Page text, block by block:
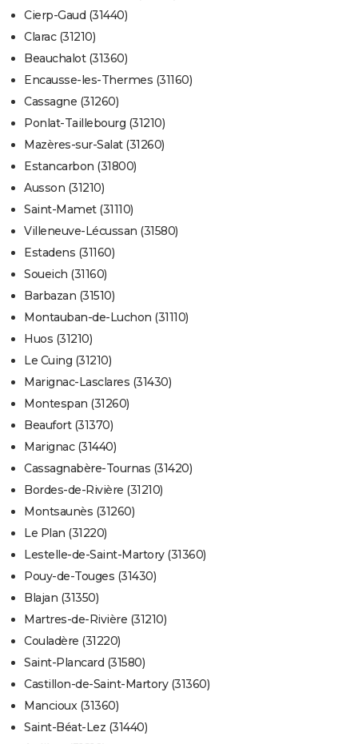
Cierp-Gaud (31440)
Clarac (31210)
Beauchalot (31360)
Encausse-les-Thermes (31160)
Cassagne (31260)
Ponlat-Taillebourg (31210)
Mazères-sur-Salat (31260)
Estancarbon (31800)
Ausson (31210)
Saint-Mamet (31110)
Villeneuve-Lécussan (31580)
Estadens (31160)
Soueich (31160)
Barbazan (31510)
Montauban-de-Luchon (31110)
Huos (31210)
Le Cuing (31210)
Marignac-Lasclares (31430)
Montespan (31260)
Beaufort (31370)
Marignac (31440)
Cassagnabère-Tournas (31420)
Bordes-de-Rivière (31210)
Montsaunès (31260)
Le Plan (31220)
Lestelle-de-Saint-Martory (31360)
Pouy-de-Touges (31430)
Blajan (31350)
Martres-de-Rivière (31210)
Couladère (31220)
Saint-Plancard (31580)
Castillon-de-Saint-Martory (31360)
Mancioux (31360)
Saint-Béat-Lez (31440)